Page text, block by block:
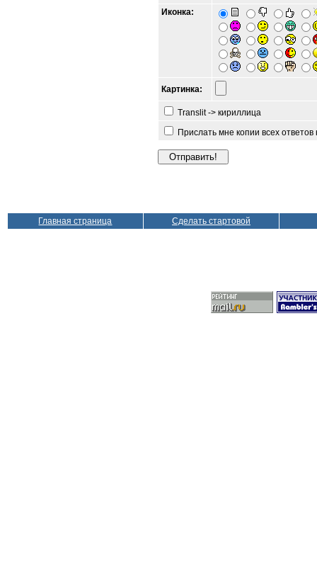
Иконка:
Картинка:
Translit -> кириллица
Прислать мне копии всех
Главная страница Сделать стартовой